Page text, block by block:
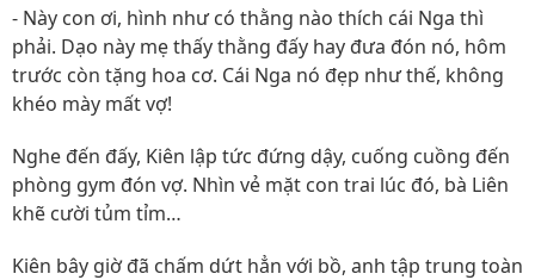
- Này con ơi, hình như có thằng nào thích cái Nga thì
phải. Dạo này mẹ thấy thằng đấy hay đưa đón nó, hôm
trước còn tặng hoa cơ. Cái Nga nó đẹp như thế, không
khéo mày mất vợ!
Nghe đến đấy, Kiên lập tức đứng dậy, cuống cuồng đến
phòng gym đón vợ. Nhìn vẻ mặt con trai lúc đó, bà Liên
khẽ cười tủm tỉm…
Kiên bây giờ đã chấm dứt hẳn với bồ, anh tập trung toàn